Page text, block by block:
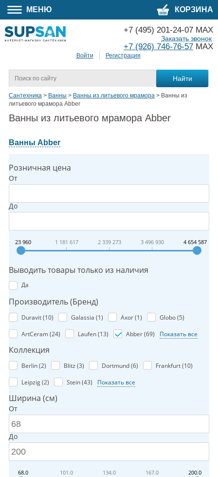
МЕНЮ КОРЗИНА
Войти Регистрация
+7 (495) 201-24-07 MAX
+7 (926) 746-76-57 MAX
Заказать звонок
Сантехника > Ванны > Ванны из литьевого мрамора > Ванны из
литьевого мрамора Abber
Ванны из литьевого мрамора Abber
Ванны Abber
Розничная цена
От
До
23 960 1 181 617 2 339 273 3 496 930 4 654 587
Выводить товары только из наличия
Да
Производитель (Бренд)
Duravit (10) Galassia (1) Axor (1) Globo (5)
ArtCeram (24) Laufen (13) Abber (69) Показать все
Коллекция
Berlin (2) Blitz (3) Dortmund (6) Frankfurt (10)
Leipzig (2) Stein (43) Показать все
Ширина (см)
От
До
68.0 101.0 134.0 167.0 200.0